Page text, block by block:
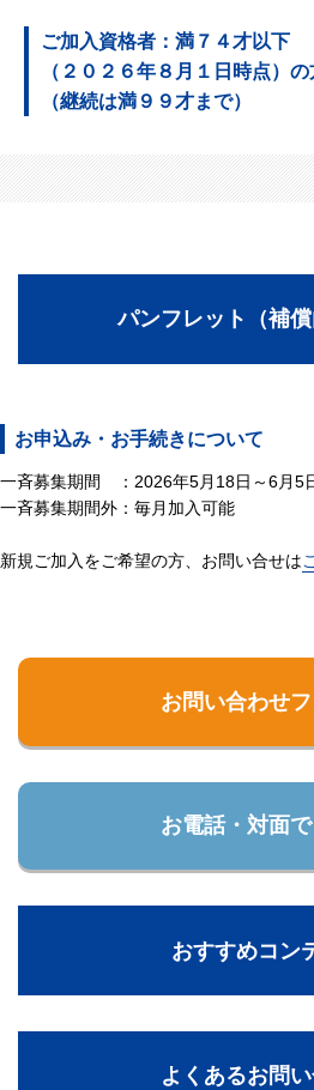
ご加入資格者：満７４才以下
（２０２６年８月１日時点）の
（継続は満９９才まで）
パンフレット（補償
お申込み・お手続きについて
一斉募集期間 ：2026年5月18日～6月5
一斉募集期間外：毎月加入可能
新規ご加入をご希望の方、お問い合せは
お問い合わせ
お電話・対面
おすすめコン
よくあるお問